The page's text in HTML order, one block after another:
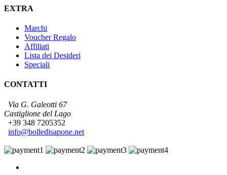
EXTRA
Marchi
Voucher Regalo
Affiliati
Lista dei Desideri
Speciali
CONTATTI
Via G. Galeotti 67
Castiglione del Lago
+39 348 7205352
info@bolledisapone.net